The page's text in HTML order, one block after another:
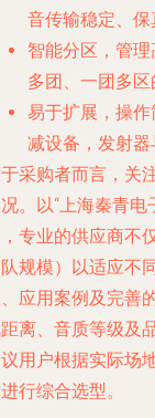
音传输稳定、保
智能分区，管理
多团、一团多区
易于扩展，操作
减设备，发射器
采购者而言，关
。以“上海秦青
专业的供应商不
规模）以适应不
应用案例及完善
离、音质等级及
用户根据实际场
行综合选型。